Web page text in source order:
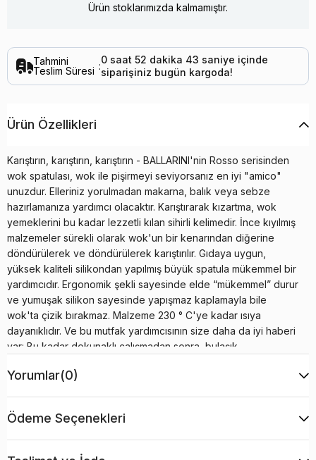
Ürün stoklarımızda kalmamıştır.
Tahmini
Teslim Süresi :
0saat 52 dakika 42 saniye içinde
siparişiniz bugün kargoda!
Ürün Özellikleri
Karıştırın, karıştırın, karıştırın - BALLARINI'nin Rosso serisinden
wok spatulası, wok ile pişirmeyi seviyorsanız en iyi "amico"
unuzdur. Elleriniz yorulmadan makarna, balık veya sebze
hazırlamanıza yardımcı olacaktır. Karıştırarak kızartma, wok
yemeklerini bu kadar lezzetli kılan sihirli kelimedir. İnce kıyılmış
malzemeler sürekli olarak wok'un bir kenarından diğerine
döndürülerek ve döndürülerek karıştırılır. Gıdaya uygun,
yüksek kaliteli silikondan yapılmış büyük spatula mükemmel bir
yardımcıdır. Ergonomik şekli sayesinde elde “mükemmel” durur
ve yumuşak silikon sayesinde yapışmaz kaplamayla bile
wok'ta çizik bırakmaz. Malzeme 230 ° C'ye kadar ısıya
dayanıklıdır. Ve bu mutfak yardımcısının size daha da iyi haberi
var: Bu kadar dokunaklı çalışmadan sonra, bulaşık
kurtulabilirsiniz. Wok kepçe, Milano stüdyosu Matteo Thun ve
onları dekoratif bir göz alıcı yapar - mutfak çekmecesinde
görünmeyecek kadar iyi. Buna da gerek yok! Pratik asma
halkası sayesinde mutfak rayınıza asabilirsiniz. Yüksek kaliteli,
gıdaya uygun silikondan üretilmiştir 230 ° C'ye kadar ısıya
Yorumlar(0)
Ödeme Seçenekleri